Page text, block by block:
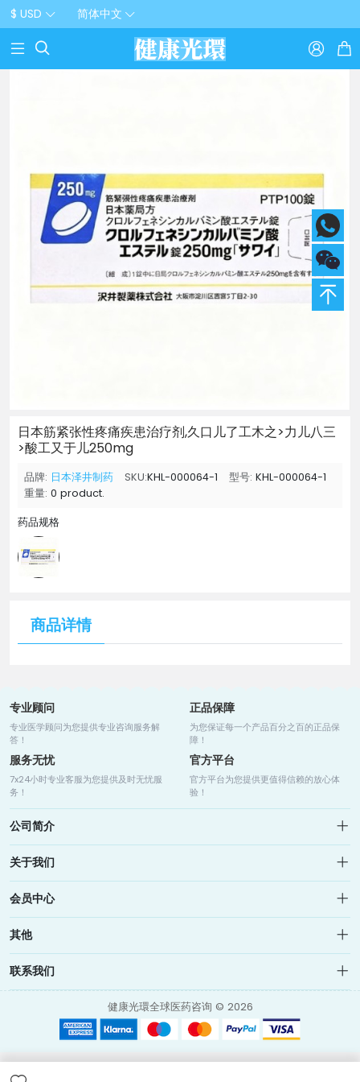
$ USD 简体中文
  
日本筋紧张性疼痛疾患治疗剂,久口儿了工木之>力儿八三
>酸工又于儿250mg
品牌: 日本泽井制药 SKU:KHL-000064-1 型号: KHL-000064-1
重量: 0 product.
药品规格
商品详情
专业顾问
专业医学顾问为您提供专业咨询服务解
答！
正品保障
为您保证每一个产品百分之百的正品保
障！
服务无忧
7x24小时专业客服为您提供及时无忧服
务！
官方平台
官方平台为您提供更值得信赖的放心体
验！
公司简介
健康光环是全球领先的世界在线药房，药房联合老挝、印度、孟加
拉、美国、德国、日本等知名制药企业，为肿瘤患者提供全球药品信
关于我们
关于我们
网站地图
我的订单
联系我们
会员中心
我的收藏
个人中心
我的订单
其他
品牌列表
个人中心
联系我们
info@medicalhalo.com
香港觀塘偉業街118號TUSPARK 健康光環（香港）科技有限公司
健康光環全球医药咨询 © 2026